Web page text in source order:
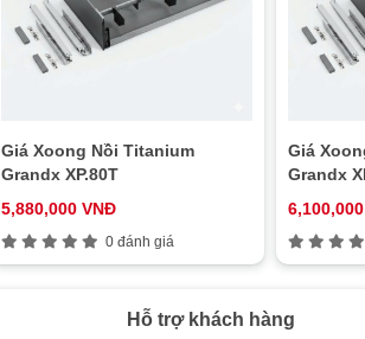
Giá Xoong Nồi Titanium
Grandx XP.80T
5,880,000 VNĐ
0 đánh giá
Giá
Grandx
Hỗ trợ khách hàng